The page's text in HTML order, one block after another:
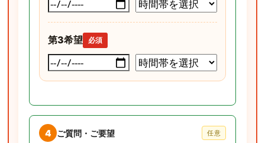
第3希望 必須
4 ご質問・ご要望 任意